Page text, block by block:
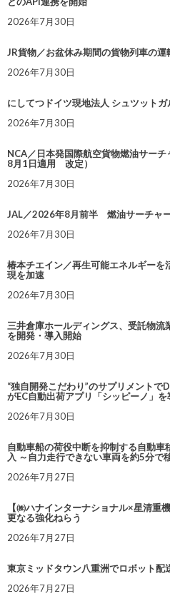
2026年7月30日
JR貨物／お盆休み期間の貨物列車の運
2026年7月30日
にしてつドイツ現地法人 シュツット
2026年7月30日
NCA／日本発国際航空貨物燃油サー
8月1日適用 改定）
2026年7月30日
JAL／2026年8月前半 燃油サーチャ
2026年7月30日
椿本チエイン／再生可能エネルギー
現を加速
2026年7月30日
三井倉庫ホールディングス、受託物流
を開発・導入開始
2026年7月30日
“独自開発こだわり”のサプリメントで
がEC自動出荷アプリ「シッピーノ」を
2026年7月30日
自動車船の荷役中断を抑制する自動
入 ～自力走行できない車両を約5分で
2026年7月27日
【㈱ハナインターナショナル×星清重
更なる強化ねらう
2026年7月27日
東京ミッドタウン八重洲でロボット配
2026年7月27日